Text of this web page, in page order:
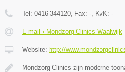
Tel: 0416-344120, Fax: -, KvK: -
E-mail › Mondzorg Clinics Waalwijk
Website: http://
Mondzorg Clinics zijn moderne